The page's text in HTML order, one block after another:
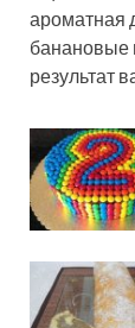
ароматная
банановые
результат